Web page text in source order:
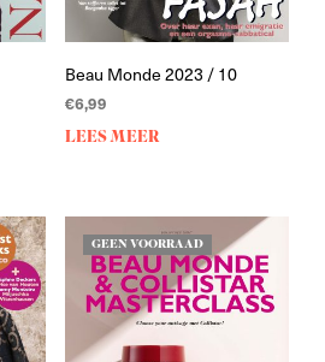
Beau Monde 2023 / 10
€6,99
LEES MEER
GEEN VOORRAAD